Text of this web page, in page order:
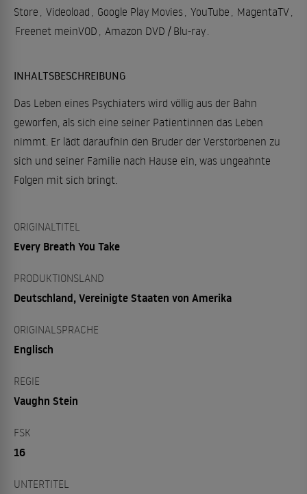
Store , Videoload , Google Play Movies, YouTube , MagentaTV,
Freenet meinVOD , Amazon DVD / Blu-ray.
INHALTSBESCHREIBUNG
Das Leben eines Psychiaters wird völlig aus der Bahn
geworfen, als sich eine seiner Patientinnen das Leben
nimmt. Er lädt daraufhin den Bruder der Verstorbenen zu
sich und seiner Familie nach Hause ein, was ungeahnte
Folgen mit sich bringt.
ORIGINALTITEL
Every Breath You Take
PRODUKTIONSLAND
Deutschland, Vereinigte Staaten von Amerika
ORIGINALSPRACHE
Englisch
REGIE
Vaughn Stein
FSK
16
UNTERTITEL